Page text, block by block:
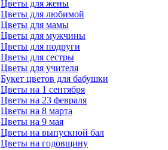
Цветы для жены
Цветы для любимой
Цветы для мамы
Цветы для мужчины
Цветы для подруги
Цветы для сестры
Цветы для учителя
Букет цветов для бабушки
Цветы на 1 сентября
Цветы на 23 февраля
Цветы на 8 марта
Цветы на 9 мая
Цветы на выпускной бал
Цветы на годовщину